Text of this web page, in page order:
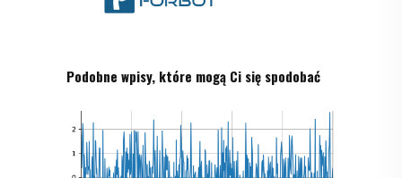
Podobne wpisy, które mogą Ci się spodobać